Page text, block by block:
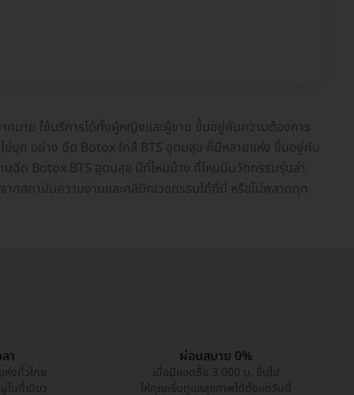
กมาย ใช้บริการได้ทั้งผู้หญิงและผู้ชาย ขึ้นอยู่กับความต้องการ
ไข่มุก อย่าง ฉีด Botox ใกล้ BTS อุดมสุข ก็มีหลายแห่ง ขึ้นอยู่กับ
นฉีด Botox BTS อุดมสุข มีที่ไหนบ้าง ที่ไหนมีนวัตกรรมรุ่นล่า
กสถาบันความงามและคลินิกเวชกรรมได้ที่นี่ หรือไม่พลาดทุก
า
งทั่วไทย
ในที่เดียว
ผ่อนสบาย 0%
เมื่อมียอดซื้อ 3,000 บ. ขึ้นไป
ให้คุณเริ่มดูแลสุขภาพได้ตั้งแต่วันนี้